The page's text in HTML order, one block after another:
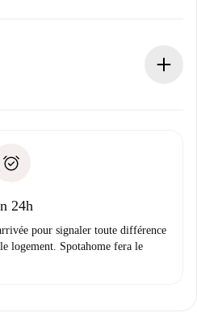
et nous vous proposerons
n'est signalé.
24h
pour signaler toute différence
logement. Spotahome fera le